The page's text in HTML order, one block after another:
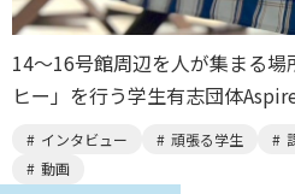
14〜16号館周辺を人が集まる場
ヒー」を行う学生有志団体
インタビュー 頑張る学生
動画